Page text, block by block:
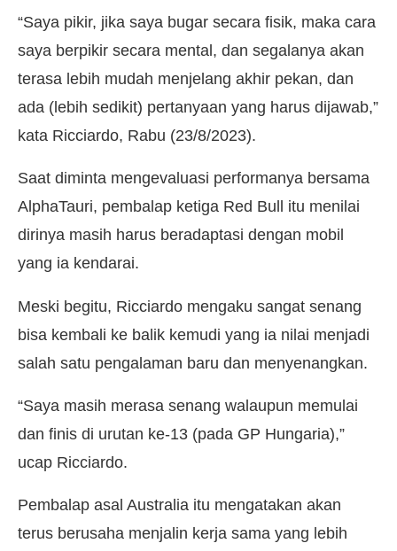
“Saya pikir, jika saya bugar secara fisik, maka cara
saya berpikir secara mental, dan segalanya akan
terasa lebih mudah menjelang akhir pekan, dan
ada (lebih sedikit) pertanyaan yang harus dijawab,”
kata Ricciardo, Rabu (23/8/2023).
Saat diminta mengevaluasi performanya bersama
AlphaTauri, pembalap ketiga Red Bull itu menilai
dirinya masih harus beradaptasi dengan mobil
yang ia kendarai.
Meski begitu, Ricciardo mengaku sangat senang
bisa kembali ke balik kemudi yang ia nilai menjadi
salah satu pengalaman baru dan menyenangkan.
“Saya masih merasa senang walaupun memulai
dan finis di urutan ke-13 (pada GP Hungaria),”
ucap Ricciardo.
Pembalap asal Australia itu mengatakan akan
terus berusaha menjalin kerja sama yang lebih